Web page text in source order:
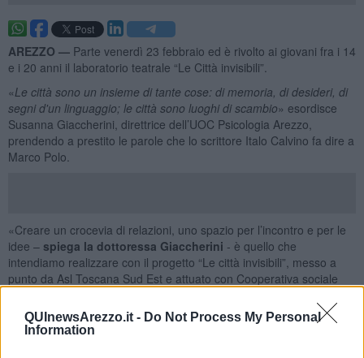
QUInewsArezzo.it - Do Not Process My Personal
Information
AREZZO — Parte venerdì 23 febbraio ed è rivolto ai giovani fra i 14
e i 20 anni il laboratorio teatrale “Le Città invisibili”.
«Le città sono un insieme di tante cose: di memoria, di desideri, di
segni d'un linguaggio; le città sono luoghi di scambio» esordisce
Susanna Giaccherini, direttrice dell’UOC Psicologia Arezzo,
prendendo a prestito le parole che lo scrittore Italo Calvino fa dire a
Marco Polo.
«Creare un crocevia di relazioni, uno spazio per l’incontro e per le
idee –spiega la dottoressa Giaccherini - è quello che
intendiamo realizzare con il progetto “Le città invisibili”, messo a
punto da Asl Toscana Sud Est e attuato con Cooperativa sociale
la collaborazione del Liceo Artistico che mette a disposizione locali
e personale per permettere, attraverso l’attività creativa, di